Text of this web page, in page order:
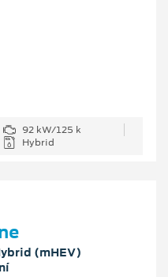
92 kW/125 k
Hybrid
(mHEV)